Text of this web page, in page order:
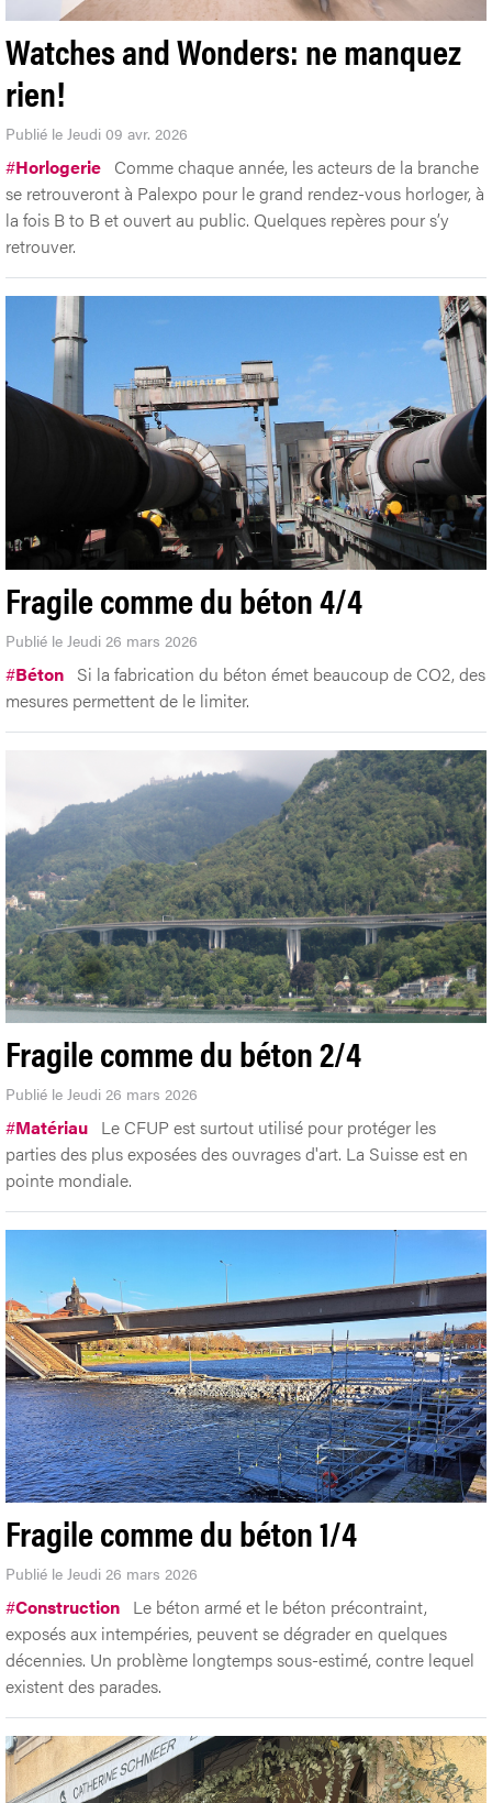
Watches and Wonders: ne manquez
rien!
Publié le Jeudi 09 avr. 2026
#Horlogerie Comme chaque année, les acteurs de la branche
se retrouveront à Palexpo pour le grand rendez-vous horloger, à
la fois B to B et ouvert au public. Quelques repères pour s’y
retrouver.
Fragile comme du béton 4/4
Publié le Jeudi 26 mars 2026
#Béton Si la fabrication du béton émet beaucoup de CO2, des
mesures permettent de le limiter.
Fragile comme du béton 2/4
Publié le Jeudi 26 mars 2026
#Matériau Le CFUP est surtout utilisé pour protéger les
parties des plus exposées des ouvrages d'art. La Suisse est en
pointe mondiale.
Fragile comme du béton 1/4
Publié le Jeudi 26 mars 2026
#Construction Le béton armé et le béton précontraint,
exposés aux intempéries, peuvent se dégrader en quelques
décennies. Un problème longtemps sous-estimé, contre lequel
existent des parades.